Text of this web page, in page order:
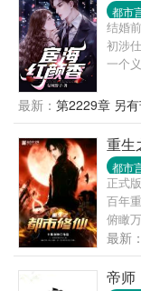
都市
结婚
初涉
一个
吏的
最新： 第2229章 另
重生
都市
正式
百年
俯瞰
卿。
市，
最新：
帝师